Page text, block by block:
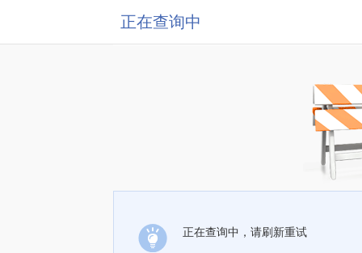
正在查询中
正在查询中，请刷新重试